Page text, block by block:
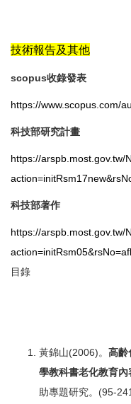
技術報告及其他
scopus收錄發表
https://www.scopus.com/
科技部研究計畫
https://arspb.most.gov.tw/
科技部著作
https://arspb.most.gov.tw/
目錄
黃錦山(2006)。 高齡
學教科書老化教育
助專題研究。(95-